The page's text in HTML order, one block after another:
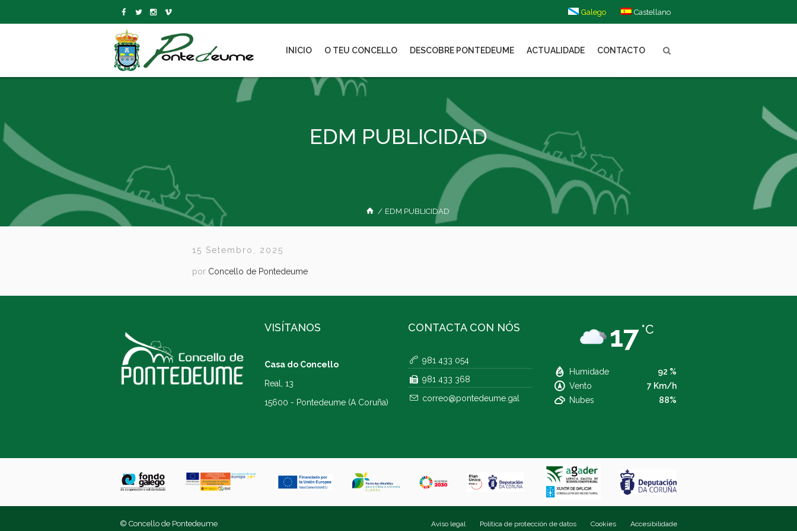
Galego Castellano
INICIO O TEU CONCELLO DESCOBRE PONTEDEUME ACTUALIDADE CONTACTO
EDM PUBLICIDAD
/ EDM PUBLICIDAD
15 Setembro, 2025
por Concello de Pontedeume
VISÍTANOS
Casa do Concello
Real, 13
15600 - Pontedeume (A Coruña)
CONTACTA CON NÓS
981 433 054
981 433 368
correo@pontedeume.gal
17 °C
Humidade
92 %
Vento
7 Km/h
Nubes
88%
Aviso legal Política de protección de datos Cookies Accesibilidade
© Concello de Pontedeume